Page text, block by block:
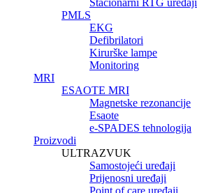
Stacionarni RTG uređaji
PMLS
EKG
Defibrilatori
Kirurške lampe
Monitoring
MRI
ESAOTE MRI
Magnetske rezonancije
Esaote
e-SPADES tehnologija
Proizvodi
ULTRAZVUK
Samostojeći uređaji
Prijenosni uređaji